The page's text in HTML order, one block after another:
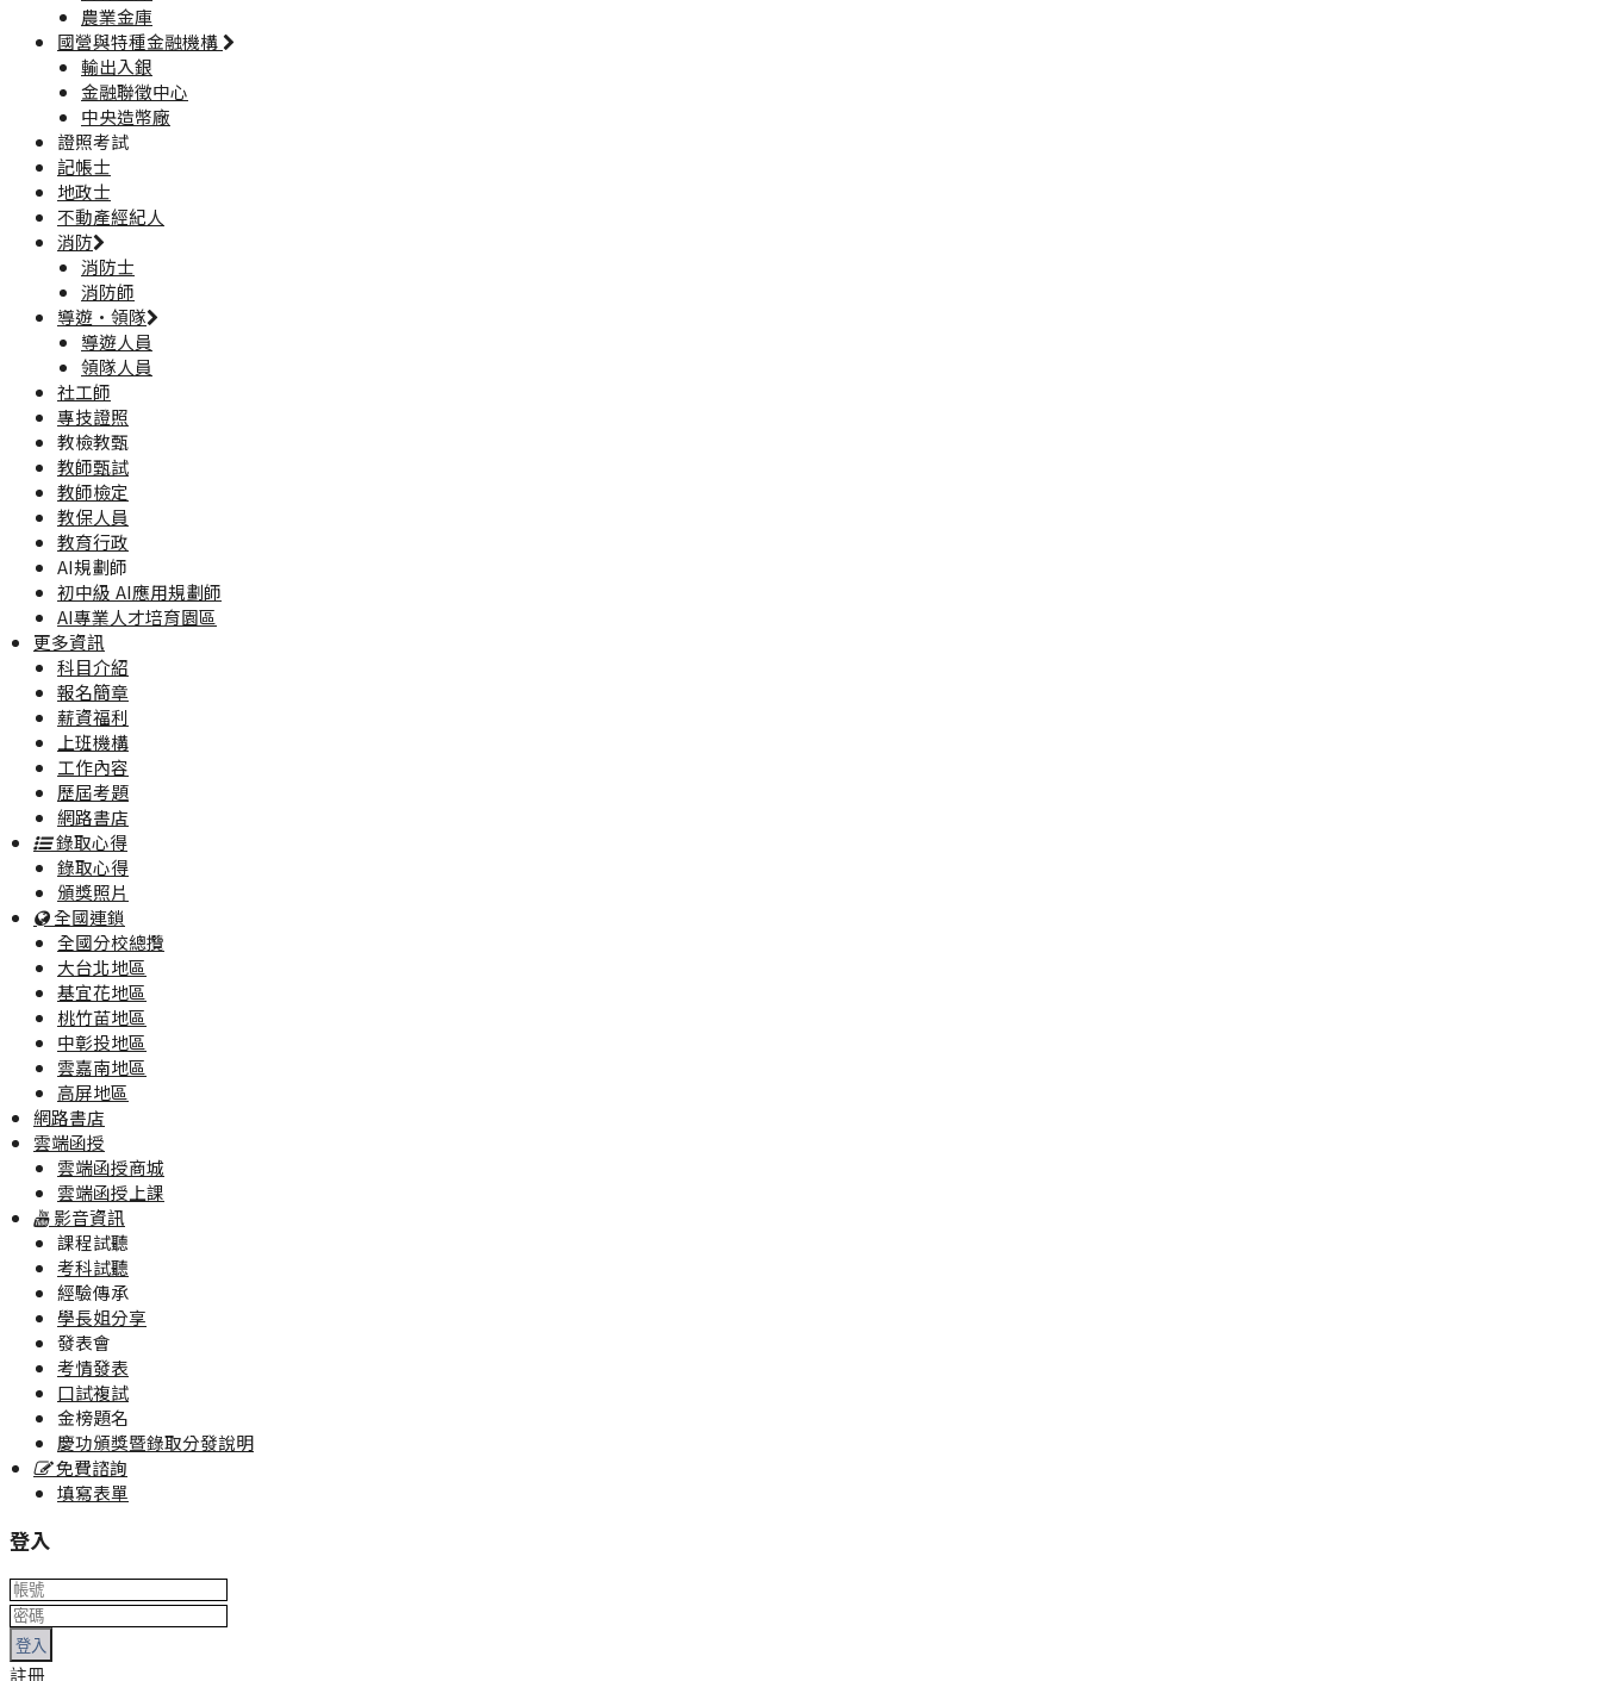
農業金庫
國營與特種金融機構
輸出入銀
金融聯徵中心
中央造幣廠
證照考試
記帳士
地政士
不動產經紀人
消防
消防士
消防師
導遊·領隊
導遊人員
領隊人員
社工師
專技證照
教檢教甄
教師甄試
教師檢定
教保人員
教育行政
AI規劃師
初中級 AI應用規劃師
AI專業人才培育園區
更多資訊
科目介紹
報名簡章
薪資福利
上班機構
工作內容
歷屆考題
網路書店
錄取心得
錄取心得
頒獎照片
全國連鎖
全國分校總攬
大台北地區
基宜花地區
桃竹苗地區
中彰投地區
雲嘉南地區
高屏地區
網路書店
雲端函授
雲端函授商城
雲端函授上課
影音資訊
課程試聽
考科試聽
經驗傳承
學長姐分享
發表會
考情發表
口試複試
金榜題名
慶功頒獎暨錄取分發說明
免費諮詢
填寫表單
登入
登入
註冊